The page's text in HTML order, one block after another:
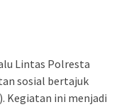
Lintas Polresta
sosial bertajuk
Kegiatan ini menjadi